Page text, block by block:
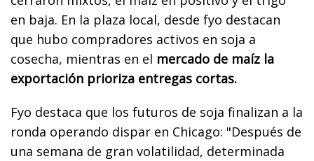
en baja. En la plaza local, desde fyo destacan
que hubo compradores activos en soja a
cosecha, mientras en el mercado de maíz la
exportación prioriza entregas cortas.
Fyo destaca que los futuros de soja finalizan a la
ronda operando dispar en Chicago: "Después de
una semana de gran volatilidad, determinada